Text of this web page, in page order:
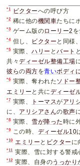
*1 ビクターへの呼び方
*2 稀に他の機関車たちに
*3 ゲーム版のローリー2
*4 但し、 ビクター と同様、
*5 実際、ハリー とバート
共々ディーゼル整備工場
彼 らの両方を青いボディ
*6 実際、奪われたソドー
エミリー と共にディーゼ
*7 実際、 トーマスがアリ
に、 アリシアさんの歌声
*8 実際、 雪が降った 時に
*9 この時、 ディーゼル10
*10 エミリー と ビクター に
*11 実際、雪に対する警戒
*12 実際、自身のうっかり